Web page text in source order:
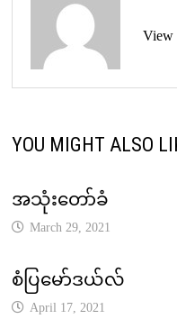
View
YOU MIGHT ALSO
အသုံးတော်ခံ
March 29, 2021
စံပြမော်ဒယ်လ်
April 17, 2021